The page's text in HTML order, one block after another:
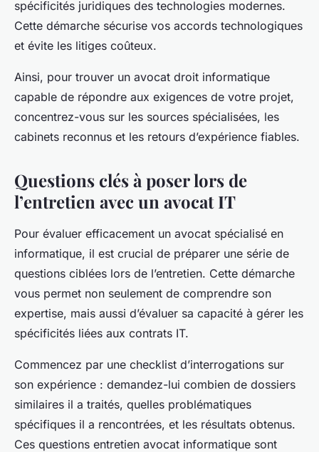
spécificités juridiques des technologies modernes.
Cette démarche sécurise vos accords technologiques
et évite les litiges coûteux.
Ainsi, pour trouver un avocat droit informatique
capable de répondre aux exigences de votre projet,
concentrez-vous sur les sources spécialisées, les
cabinets reconnus et les retours d’expérience fiables.
Questions clés à poser lors de
l’entretien avec un avocat IT
Pour évaluer efficacement un avocat spécialisé en
informatique, il est crucial de préparer une série de
questions ciblées lors de l’entretien. Cette démarche
vous permet non seulement de comprendre son
expertise, mais aussi d’évaluer sa capacité à gérer les
spécificités liées aux contrats IT.
Commencez par une checklist d’interrogations sur
son expérience : demandez-lui combien de dossiers
similaires il a traités, quelles problématiques
spécifiques il a rencontrées, et les résultats obtenus.
Ces questions entretien avocat informatique sont